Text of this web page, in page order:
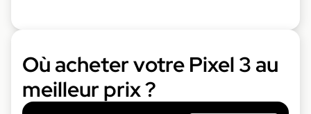
Où acheter votre Pixel 3 au
meilleur prix ?